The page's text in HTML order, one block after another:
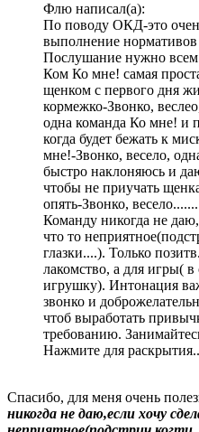
Флю написал(а):
По поводу ОКД-это
выполнение
Послушание нужно
Ком Ко мне! самая
щенком с первого дня
кормежко-Звонко,
одна команда Ко мне! и
когда будет бежать к
мне!-Звонко, весело,
быстро наклоняюсь и
чтобы не приучать
опять-Звонко,
Команду никогда не
что то
глазки....). Только
лакомство, а для игры(
игрушку). Интонация
звонко и
чтоб выработать
требованию.
Нажмите для
Спасибо, для меня очень
никогда не даю,если хочу